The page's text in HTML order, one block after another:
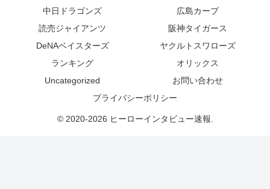
中日ドラゴンズ
広島カープ
読売ジャイアンツ
阪神タイガース
DeNAベイスターズ
ヤクルトスワローズ
ランキング
オリックス
Uncategorized
お問い合わせ
プライバシーポリシー
© 2020-2026 ヒーローインタビュー速報.